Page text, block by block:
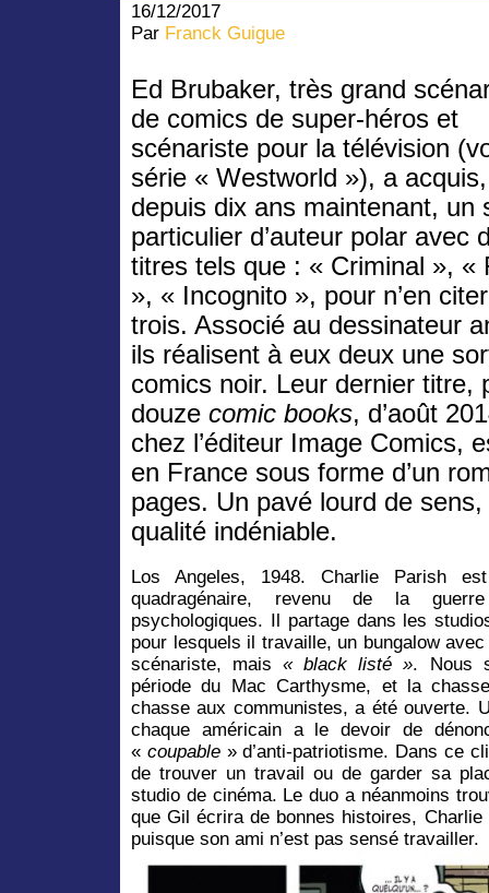
16/12/2017
Par Franck Guigue
Ed Brubaker, très grand
de comics de super-héros et
scénariste pour la télévision
série « Westworld »), a acquis,
depuis dix ans maintenant, un
particulier d’auteur polar avec
titres tels que : « Criminal », «
», « Incognito », pour n’en
trois. Associé au dessinateur
ils réalisent à eux deux une
comics noir. Leur dernier titre,
douze comic books, d’août
chez l’éditeur Image Comics,
en France sous forme d’un
pages. Un pavé lourd de sens,
qualité indéniable.
Los Angeles, 1948. Charlie Parish
quadragénaire, revenu de la
psychologiques. Il partage dans les
pour lesquels il travaille, un bungalow
scénariste, mais« black listé ». Nous
période du Mac Carthysme, et la
chasse aux communistes, a été ouverte.
chaque américain a le devoir de
« coupable» d’anti-patriotisme. Dans ce
de trouver un travail ou de garder sa
studio de cinéma. Le duo a néanmoins
que Gil écrira de bonnes histoires,
puisque son ami n’est pas sensé travailler.